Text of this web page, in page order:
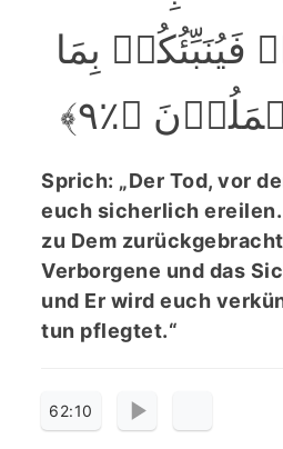
بِمَا
﴿٪۹﴾
Sprich: „Der Tod, vor
euch sicherlich
zu Dem
Verborgene und das
und Er wird euch
tun pflegtet.“
62:10